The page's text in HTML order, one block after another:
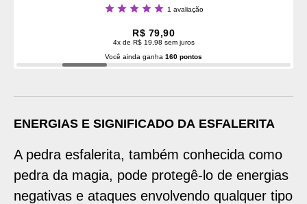
Classificação:
1 avaliação
R$ 79,90
4x de R$ 19,98 sem juros
Você ainda ganha 160 pontos
ENERGIAS E SIGNIFICADO DA ESFALERITA
A pedra esfalerita, também conhecida como
pedra da magia, pode protegê-lo de energias
negativas e ataques envolvendo qualquer tipo